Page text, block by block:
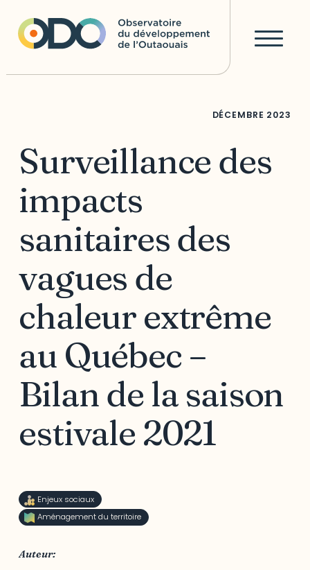
DÉCEMBRE 2023
Surveillance des
impacts
sanitaires des
vagues de
chaleur extrême
au Québec –
Bilan de la saison
estivale 2021
Enjeux sociaux
Aménagement du territoire
Auteur: